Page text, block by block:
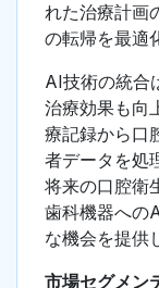
れた治療計画
の転帰を最適
AI技術の統合
治療効果も向
療記録から口
者データを処
将来の口腔衛
歯科機器への
な機会を提供
市場セグメン